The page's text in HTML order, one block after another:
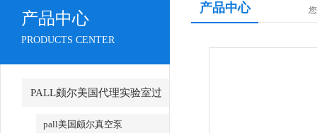
产品中心
PRODUCTS CENTER
PALL颇尔美国代理实验室过
滤产品pall美国颇尔真空泵
产品中心 您